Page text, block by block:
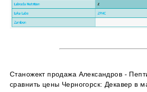
Станожект продажа Александров -
сравнить цены Черногорск: Декавер в